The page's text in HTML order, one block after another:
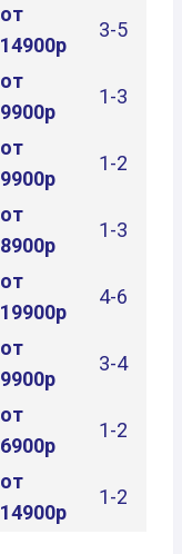
от
14900р
3-5
от
9900р
1-3
от
9900р
1-2
от
8900р
1-3
от
19900р
4-6
от
9900р
3-4
от
6900р
1-2
от
14900р
1-2